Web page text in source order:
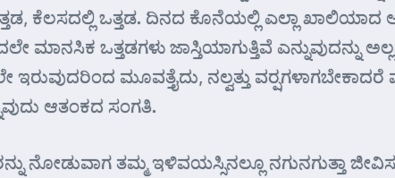
ಕೆಲಸದಲ್ಲಿ ಒತ್ತಡ. ದಿನದ ಕೊನೆಯಲ್ಲಿ ಎಲ್ಲಾ
ಮಾನಸಿಕ ಒತ್ತಡಗಳು ಜಾಸ್ತಿಯಾಗುತ್ತಿವೆ ಎನ್ನುವುದನ್ನು
ಇರುವುದರಿಂದ ಮೂವತ್ತೈದು, ನಲ್ವತ್ತು
ಆತಂಕದ ಸಂಗತಿ.
ನೋಡುವಾಗ ತಮ್ಮ ಇಳಿವಯಸ್ಸಿನಲ್ಲೂ ನಗುನಗುತ್ತಾ